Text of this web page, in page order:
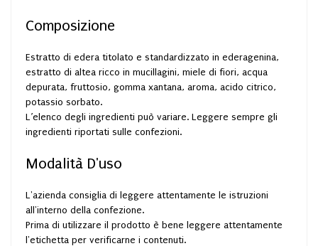
Composizione
Estratto di edera titolato e standardizzato in ederagenina,
estratto di altea ricco in mucillagini, miele di fiori, acqua
depurata, fruttosio, gomma xantana, aroma, acido citrico,
potassio sorbato.
L’elenco degli ingredienti può variare. Leggere sempre gli
ingredienti riportati sulle confezioni.
Modalità D'uso
L'azienda consiglia di leggere attentamente le istruzioni
all'interno della confezione.
Prima di utilizzare il prodotto è bene leggere attentamente
l'etichetta per verificarne i contenuti.